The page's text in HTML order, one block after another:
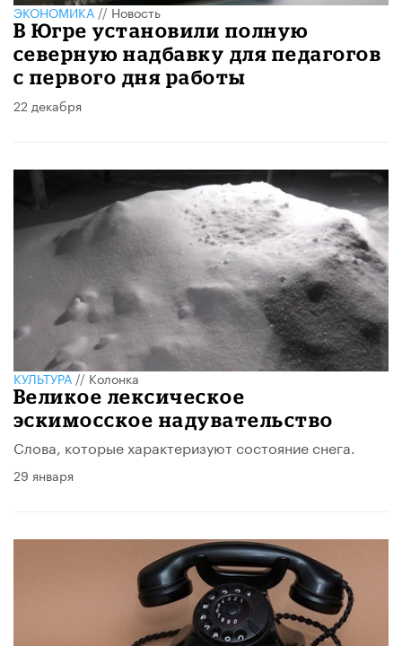
ЭКОНОМИКА//Новость
В Югре установили полную
северную надбавку для педагогов
с первого дня работы
22 декабря
КУЛЬТУРА//Колонка
Великое лексическое
эскимосское надувательство
Слова, которые характеризуют состояние снега.
29 января